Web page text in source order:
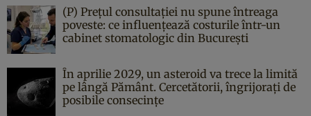
(P) Prețul consultației nu spune întreaga
poveste: ce influențează costurile într-un
cabinet stomatologic din București
În aprilie 2029, un asteroid va trece la limită
pe lângă Pământ. Cercetătorii, îngrijorați de
posibile consecințe